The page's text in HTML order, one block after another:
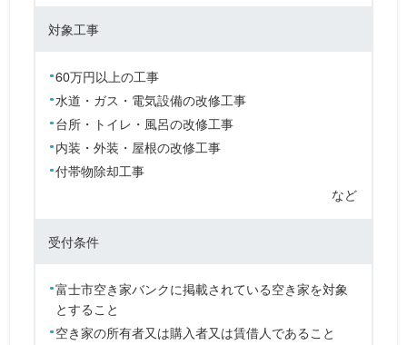
対象工事
60万円以上の工事
水道・ガス・電気設備の改修工事
台所・トイレ・風呂の改修工事
内装・外装・屋根の改修工事
付帯物除却工事
など
受付条件
富士市空き家バンクに掲載されている空き家を対象
とすること
空き家の所有者又は購入者又は賃借人であること